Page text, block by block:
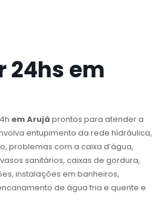
24hs em
em Arujá prontos para atender a
entupimento da rede hidráulica,
problemas com a caixa d’água,
sanitários, caixas de gordura,
instalações em banheiros,
de água fria e quente e